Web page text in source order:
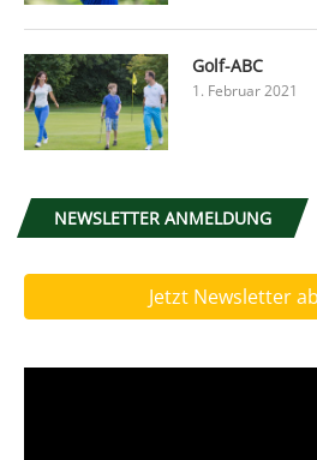
Golf-ABC
1. Februar 2021
NEWSLETTER ANMELDUNG
Jetzt Newsletter